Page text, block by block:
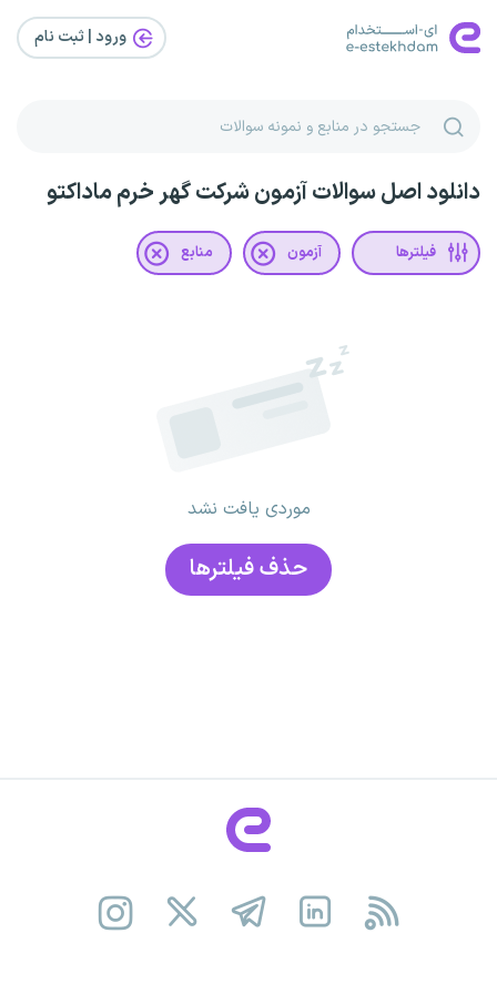
ورود | ثبت‌ نام
دانلود اصل سوالات آزمون شرکت گهر خرم ماداکتو
فیلترها آزمون منابع
موردی یافت نشد
حذف فیلتر‌ها